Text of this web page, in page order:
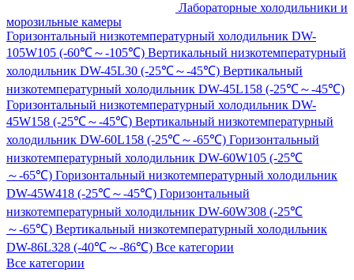
Лабораторные холодильники и
морозильные камеры
Горизонтальный низкотемпературный холодильник DW-
105W105 (-60℃～-105℃) Вертикальный низкотемпературный
холодильник DW-45L30 (-25℃～-45℃) Вертикальный
низкотемпературный холодильник DW-45L158 (-25℃～-45℃)
Горизонтальный низкотемпературный холодильник DW-
45W158 (-25℃～-45℃) Вертикальный низкотемпературный
холодильник DW-60L158 (-25℃～-65℃) Горизонтальный
низкотемпературный холодильник DW-60W105 (-25℃
～-65℃) Горизонтальный низкотемпературный холодильник
DW-45W418 (-25℃～-45℃) Горизонтальный
низкотемпературный холодильник DW-60W308 (-25℃
～-65℃) Вертикальный низкотемпературный холодильник
DW-86L328 (-40℃～-86℃) Все категории
Все категории